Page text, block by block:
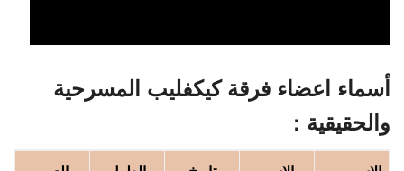
أسماء اعضاء فرقة كيكفليب المسرحية
والحقيقية :